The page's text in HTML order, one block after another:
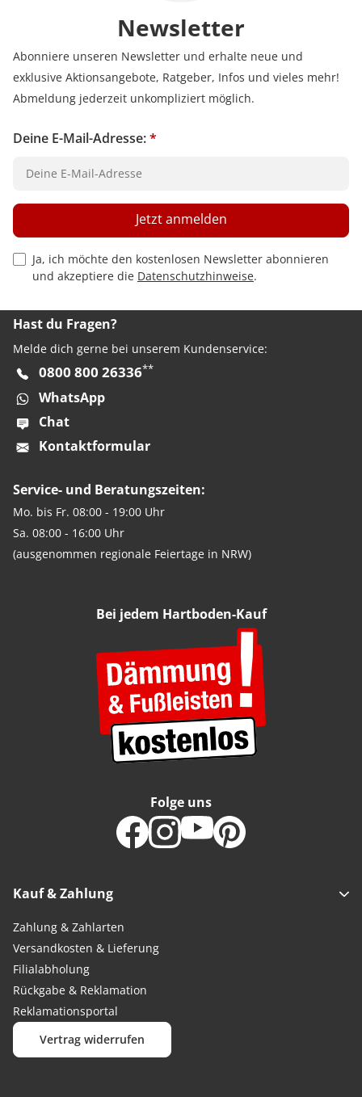
Newsletter
Abonniere unseren Newsletter und erhalte neue und
exklusive Aktionsangebote, Ratgeber, Infos und vieles mehr!
Abmeldung jederzeit unkompliziert möglich.
Deine E-Mail-Adresse:*
Privacy Policy Checkbox
Ja, ich möchte den kostenlosen Newsletter abonnieren
und akzeptiere die Datenschutzhinweise.
Jetzt anmelden
Hast du Fragen?
Melde dich gerne bei unserem Kundenservice:
0800 800 26336**
WhatsApp
Chat
Kontaktformular
Service- und Beratungszeiten:
Mo. bis Fr. 08:00 - 19:00 Uhr
Sa. 08:00 - 16:00 Uhr
(ausgenommen regionale Feiertage in NRW)
Bei jedem Hartboden-Kauf
Kauf & Zahlung
Zahlung & Zahlarten
Versandkosten & Lieferung
Filialabholung
Rückgabe & Reklamation
Reklamationsportal
Vertrag widerrufen
Folge uns